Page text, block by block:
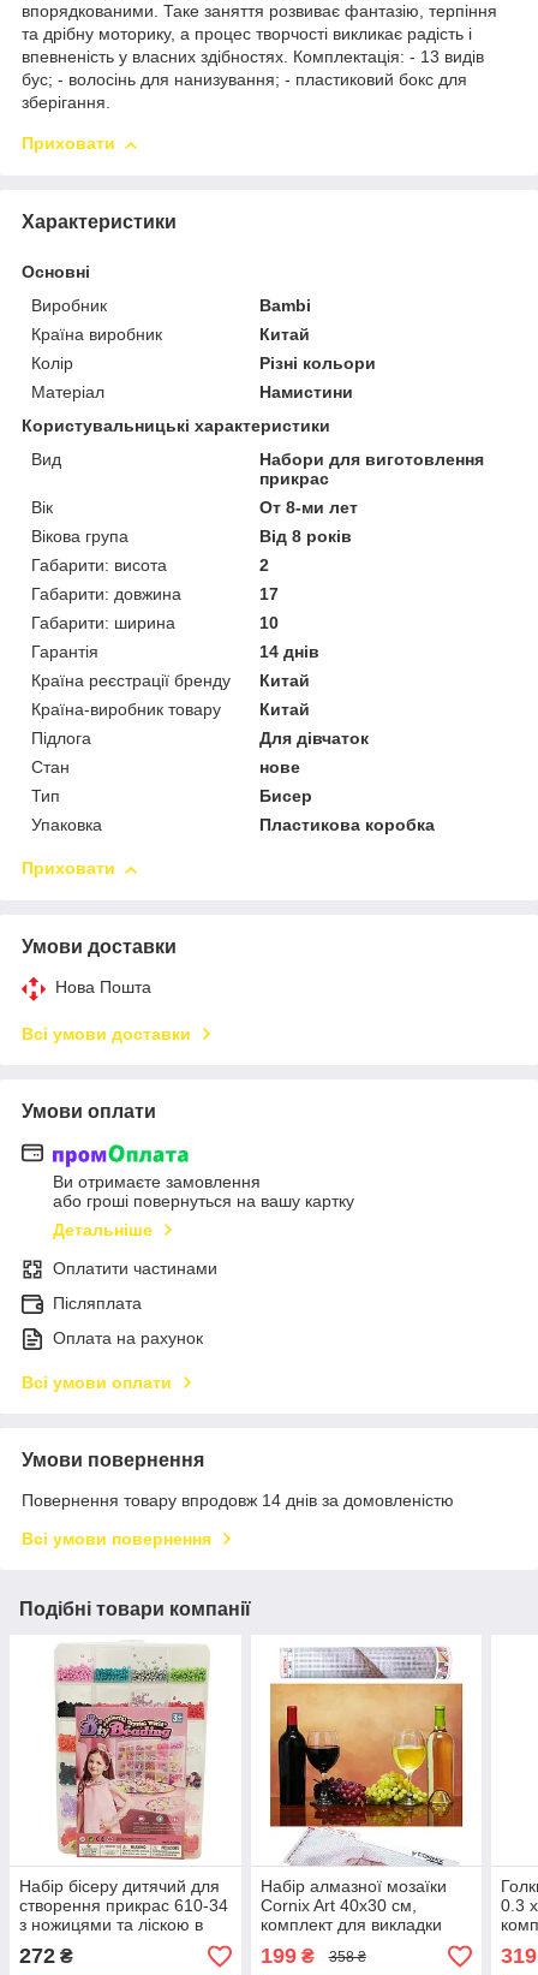
впорядкованими. Таке заняття розвиває фантазію, терпіння
та дрібну моторику, а процес творчості викликає радість і
впевненість у власних здібностях. Комплектація: - 13 видів
бус; - волосінь для нанизування; - пластиковий бокс для
зберігання.
Приховати
Характеристики
Основні
Виробник
Bambi
Країна виробник
Китай
Колір
Різні кольори
Матеріал
Намистини
Користувальницькі характеристики
Вид
Набори для виготовлення
прикрас
Вік
От 8-ми лет
Вікова група
Від 8 років
Габарити: висота
2
Габарити: довжина
17
Габарити: ширина
10
Гарантія
14 днів
Країна реєстрації бренду
Китай
Країна-виробник товару
Китай
Підлога
Для дівчаток
Стан
нове
Тип
Бисер
Упаковка
Пластикова коробка
Приховати
Умови доставки
Нова Пошта
Всі умови доставки
Умови оплати
Ви отримаєте замовлення
або гроші повернуться на вашу картку
Детальніше
Оплатити частинами
Післяплата
Оплата на рахунок
Всі умови оплати
Умови повернення
Повернення товару впродовж 14 днів за домовленістю
Всі умови повернення
Подібні товари компанії
Набір бісеру дитячий для
створення прикрас 610-34
з ножицями та ліскою в
комплекті Love&Life -
online-multimarket-
272 ₴
Набір алмазної мозаїки
Cornix Art 40x30 см,
комплект для викладки
стразами AY68 Love&Life -
online-multimarket-
199₴ 358 ₴
0.3
-
319